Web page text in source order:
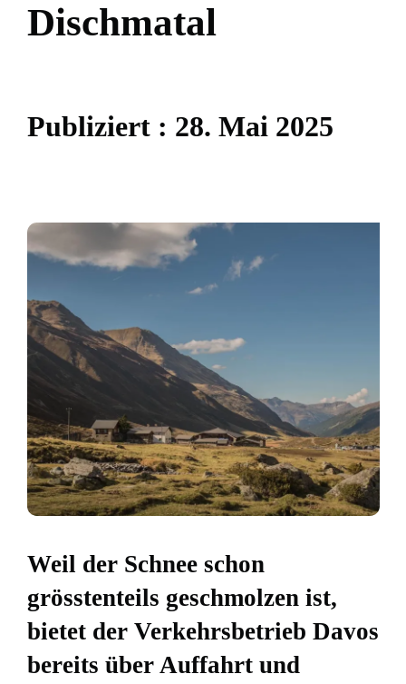
Dischmatal
Publiziert : 28. Mai 2025
Weil der Schnee schon
grösstenteils geschmolzen ist,
bietet der Verkehrsbetrieb Davos
bereits über Auffahrt und